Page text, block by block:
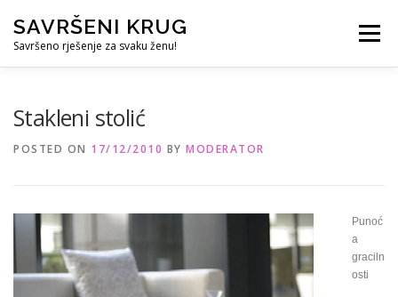
content
SAVRŠENI KRUG
Savršeno rješenje za svaku ženu!
Menu
Stakleni stolić
POSTED ON 17/12/2010 BY MODERATOR
Punoć
a
graciln
osti